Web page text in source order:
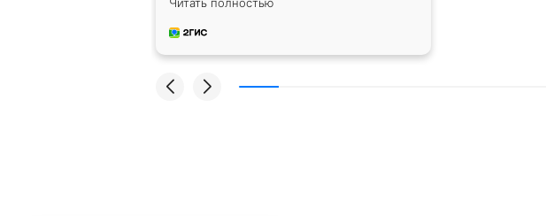
Оганесу, за два дня 70 кв, четко,
профессионально, молодцы